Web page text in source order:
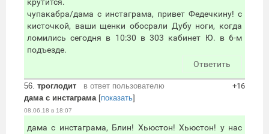
крутится.
чупакабра/дама с инстаграма, привет Федечкину! с
кисточкой, ваши щенки обосрали Дубу ноги, когда
ломились сегодня в 10:30 в 303 кабинет Ю. в 6-м
подъезде.
Ответить
56. троглодит
в ответ пользователю
дама с инстаграма[показать]
08.06.18 в 18:07
+16
дама с инстаграма, Блин! Хьюстон! Хьюстон! у нас